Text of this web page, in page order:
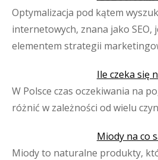
Optymalizacja pod kątem
internetowych, znana jako SEO,
elementem strategii
Ile czeka się
W Polsce czas oczekiwania na
różnić w zależności od wielu
Miody na co
Miody to naturalne produkty,